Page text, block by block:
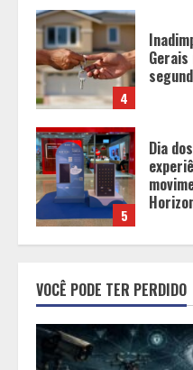
5
Dia
1
O
de
Pais
VOCÊ PODE TER PERDIDO